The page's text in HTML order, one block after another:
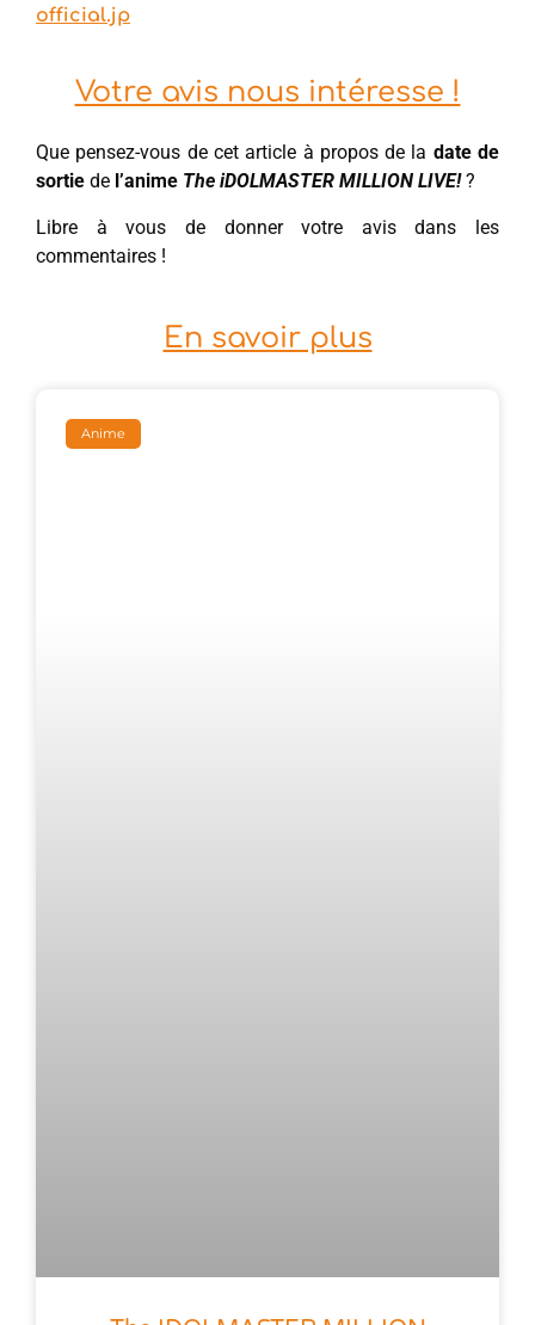
official.jp
Votre avis nous intéresse !
Que pensez-vous de cet article à propos de la date de
sortie de l’anime The iDOLMASTER MILLION LIVE!?
Libre à vous de donner votre avis dans les
commentaires !
En savoir plus
Anime